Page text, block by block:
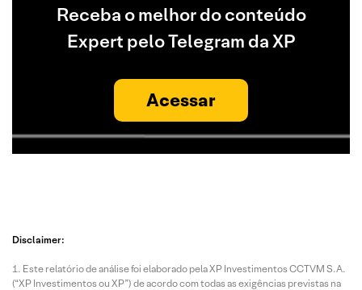
Receba o melhor do conteúdo
Expert pelo Telegram da XP
Acessar
Disclaimer:
Este relatório de análise foi elaborado pela XP Investimentos CCTVM S.A.
(“XP Investimentos ou XP”) de acordo com todas as exigências previstas na